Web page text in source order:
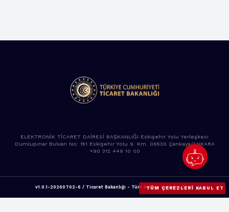
ELEKTRONİK TİCARET DAİRESİ BAŞKANLIĞI Eskişehir Yolu Yerleşkesi
Dumlupınar Bulvarı No: 151 Eskişehir Yolu 9. Km. 06530 Çankaya/ANKARA
+90 312 449 10 00
v1.0.1-20260702-6 / Ticaret Bakanlığı - Tüm hakları saklıdır. 2025
TÜM ÇEREZLERI KABUL ET